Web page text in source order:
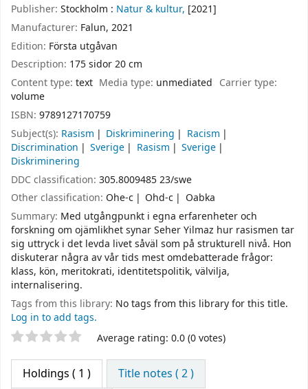
Publisher: Stockholm : Natur & kultur, [2021]
Manufacturer: Falun, 2021
Edition: Första utgåvan
Description: 175 sidor 20 cm
Content type: text Media type: unmediated Carrier type:
volume
ISBN: 9789127170759
Subject(s): Rasism Diskriminering
Racism
Discrimination
Sverige Rasism
Sverige
Diskriminering
DDC classification: 305.8009485 23/swe
Other classification: Ohe-c Ohd-c
Oabka
Summary: Med utgångpunkt i egna erfarenheter och
forskning om ojämlikhet synar Seher Yilmaz hur rasismen tar
sig uttryck i det levda livet såväl som på strukturell nivå. Hon
diskuterar några av vår tids mest omdebatterade frågor:
klass, kön, meritokrati, identitetspolitik, välvilja,
internalisering.
Tags from this library: No tags from this library for this title.
Log in to add tags.
Star ratings Average rating: 0.0 (0 votes)
Holdings ( 1 )
Title notes ( 2 )